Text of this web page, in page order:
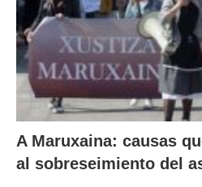
A Maruxaina: causas
al sobreseimiento del